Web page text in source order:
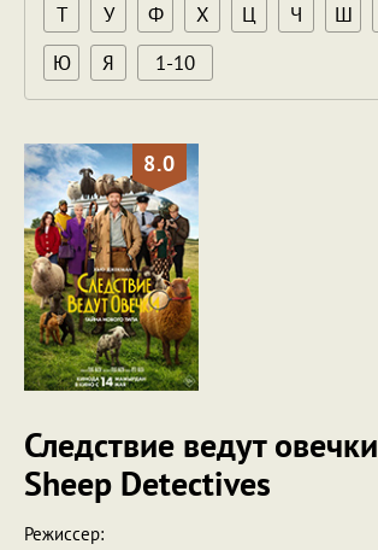
Т
У Ф Х Ц Ч Ш
Ю
Я 1-10
8.0
Следствие ведут овечки
Sheep Detectives
Режиссер: